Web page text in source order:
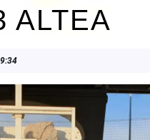
ALTEA